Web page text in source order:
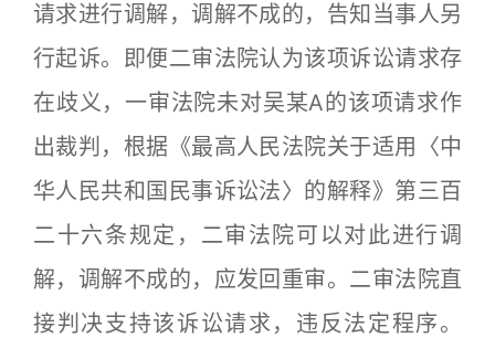
请求进行调解，调解不成的，告知当事人另
行起诉。即便二审法院认为该项诉讼请求存
在歧义，一审法院未对吴某A的该项请求作
出裁判，根据《最高人民法院关于适用〈中
华人民共和国民事诉讼法〉的解释》第三百
二十六条规定，二审法院可以对此进行调
解，调解不成的，应发回重审。二审法院直
接判决支持该诉讼请求，违反法定程序。